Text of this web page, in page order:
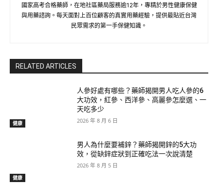
國家高考合格藥師，在地社區藥局服務逾12年，專精於男性健康保健
與用藥諮詢。每天面對上百位顧客的真實用藥經驗，提供最貼近台灣
民眾需求的第一手保健知識。
RELATED ARTICLES
健康
人參好處有哪些？藥師揭開男人吃人參的6
大功效，紅參、西洋參、高麗參怎麼選、一
天吃多少
2026 年 8 月 6 日
健康
男人為什麼要補鋅？藥師揭開鋅的5大功
效，從缺鋅症狀到正確吃法一次說清楚
2026 年 8 月 5 日